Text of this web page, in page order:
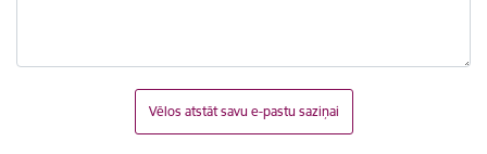
Vēlos atstāt savu e-pastu saziņai